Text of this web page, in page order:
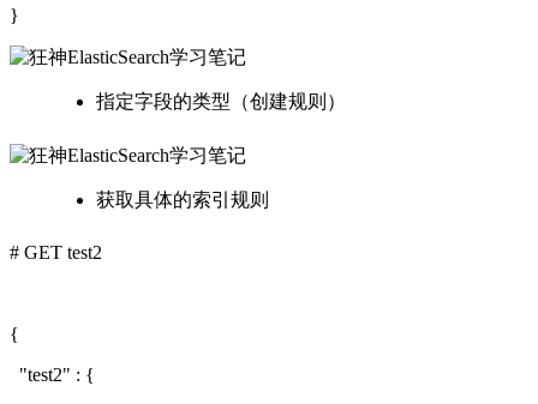
}
指定字段的类型（创建规则）
获取具体的索引规则
# GET test2
{
"test2" : {